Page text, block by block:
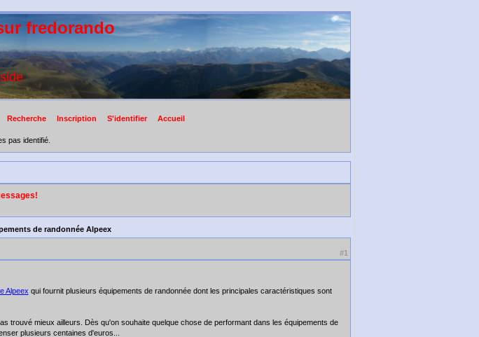
fredorando
Recherche Inscription S'identifier Accueil
pas identifié.
de randonnée Alpeex
#1
Alpeex qui fournit plusieurs équipements de randonnée dont les principales caractéristiques sont
trouvé mieux ailleurs. Dès qu'on souhaite quelque chose de performant dans les équipements de
plusieurs centaines d'euros...